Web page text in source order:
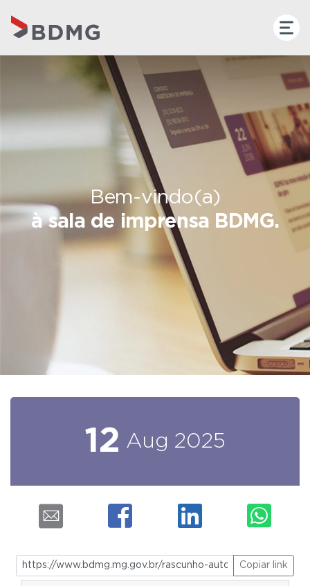
Bem-vindo(a)
à sala de imprensa BDMG.
12 Aug 2025
Copiar link